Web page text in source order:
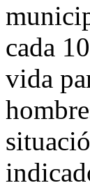
cada
vida